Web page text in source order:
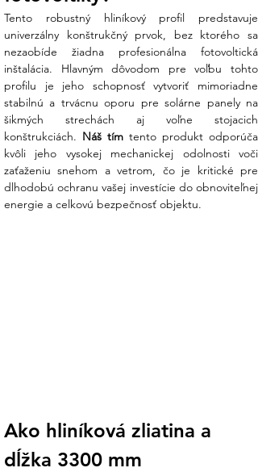
Prečo je profil F806 s dĺžkou 3300 mm
ideálnou voľbou?
Efektívna dĺžka 3,3 metra:Táto dĺžka je
optimalizovaná pre montáž troch
panelov vedľa seba (v portrétnej
orientácii), čím znižujete potrebu spojok
profilov. Menej spojov znamená vyššiu
torznú tuhosť celej konštrukcie a úsporu
nákladov na materiál.
Inovatívne T-drážkové matice s
pri polohovaní úchytov a urýchľuje
Tento robustný hliníkový profil predstavuje
univerzálny konštrukčný prvok, bez ktorého sa
nezaobíde žiadna profesionálna fotovoltická
inštalácia. Hlavným dôvodom pre voľbu tohto
profilu je jeho schopnosť vytvoriť mimoriadne
stabilnú a trvácnu oporu pre solárne panely na
šikmých strechách aj voľne stojacich
konštrukciách. Náš tím tento produkt odporúča
kvôli jeho vysokej mechanickej odolnosti voči
zaťaženiu snehom a vetrom, čo je kritické pre
dlhodobú ochranu vašej investície do obnoviteľnej
energie a celkovú bezpečnosť objektu.
Ako hliníková zliatina a
dĺžka 3300 mm